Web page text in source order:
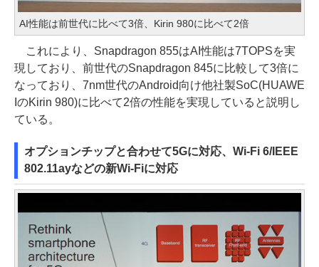
AI性能は前世代に比べて3倍、Kirin 980に比べて2倍
これにより、Snapdragon 855はAI性能は7TOPSを実
現しており、前世代のSnapdragon 845に比較して3倍に
なっており、7nm世代のAndroid向け他社製SoC(HUAWE
IのKirin 980)に比べて2倍の性能を実現していると説明し
ている。
オプションチップと合わせて5Gに対応、Wi-Fi 6/IEEE
802.11ayなどの新Wi-Fiに対応